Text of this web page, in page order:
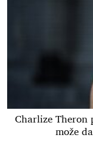
Charlize Theron
može